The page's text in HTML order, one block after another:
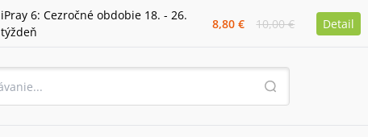
iPray 6: Cezročné obdobie 18. - 26.
týždeň
8,80 € 10,00 € Detail